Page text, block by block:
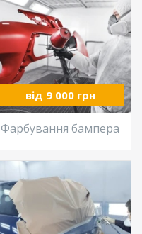
від 9 000 грн
Фарбування бампера